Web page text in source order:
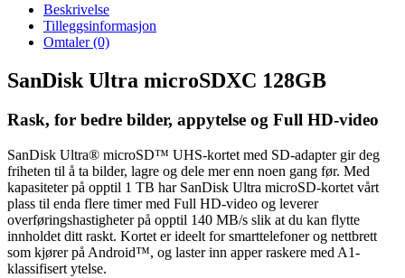
Beskrivelse
Tilleggsinformasjon
Omtaler (0)
SanDisk Ultra microSDXC 128GB
Rask, for bedre bilder, appytelse og Full HD-video
SanDisk Ultra® microSD™ UHS-kortet med SD-adapter gir deg
friheten til å ta bilder, lagre og dele mer enn noen gang før. Med
kapasiteter på opptil 1 TB har SanDisk Ultra microSD-kortet vårt
plass til enda flere timer med Full HD-video og leverer
overføringshastigheter på opptil 140 MB/s slik at du kan flytte
innholdet ditt raskt. Kortet er ideelt for smarttelefoner og nettbrett
som kjører på Android™, og laster inn apper raskere med A1-
klassifisert ytelse.